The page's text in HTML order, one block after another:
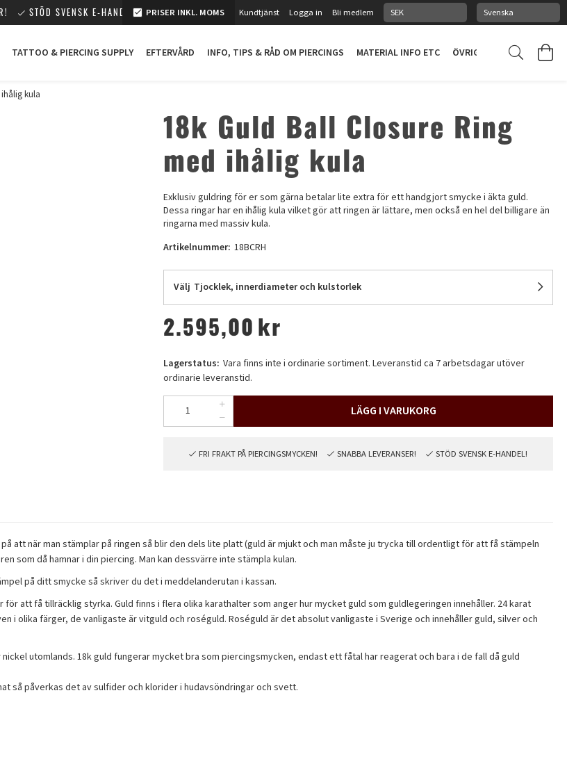
STÖD SVENSK E-HANDEL! PRISER INKL. MOMS Kundtjänst Logga in Bli medlem
TATTOO & PIERCING SUPPLY EFTERVÅRD INFO, TIPS & RÅD OM PIERCINGS MATERIAL INFO ETC ÖVRIGT
ihålig kula
18k Guld Ball Closure Ring
med ihålig kula
Exklusiv guldring för er som gärna betalar lite extra för ett handgjort smycke i äkta guld.
Dessa ringar har en ihålig kula vilket gör att ringen är lättare, men också en hel del billigare än
ringarna med massiv kula.
Artikelnummer: 18BCRH
Välj Tjocklek, innerdiameter och kulstorlek
2.595,00 kr
Lagerstatus: Vara finns inte i ordinarie sortiment. Leveranstid ca 7 arbetsdagar utöver
ordinarie leveranstid.
LÄGG I VARUKORG
FRI FRAKT PÅ PIERCINGSMYCKEN! SNABBA LEVERANSER! STÖD SVENSK E-HANDEL!
att när man stämplar på ringen så blir den dels lite platt (guld är mjukt och man måste ju trycka till ordentligt för att få stämpeln
som då hamnar i din piercing. Man kan dessvärre inte stämpla kulan.
på ditt smycke så skriver du det i meddelanderutan i kassan.
att få tillräcklig styrka. Guld finns i flera olika karathalter som anger hur mycket guld som guldlegeringen innehåller. 24 karat
i olika färger, de vanligaste är vitguld och roséguld. Roséguld är det absolut vanligaste i Sverige och innehåller guld, silver och
utomlands. 18k guld fungerar mycket bra som piercingsmycken, endast ett fåtal har reagerat och bara i de fall då guld
så påverkas det av sulfider och klorider i hudavsöndringar och svett.